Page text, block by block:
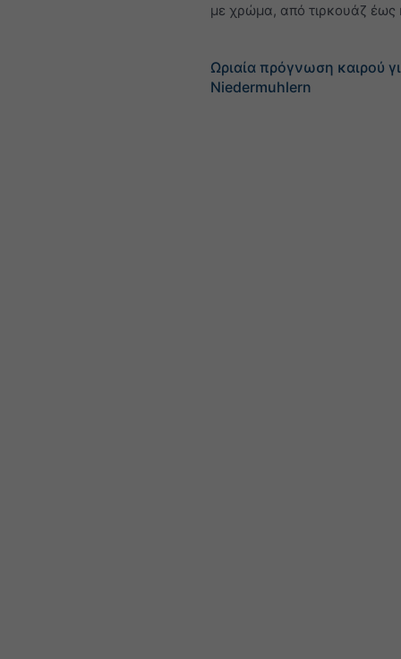
με χρώμα, από τιρκουάζ έως
Ωριαία πρόγνωση καιρού
Niedermuhlern